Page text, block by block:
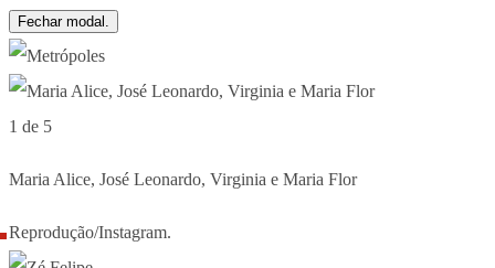
Fechar modal.
1 de 5
Maria Alice, José Leonardo, Virginia e Maria Flor
Reprodução/Instagram.